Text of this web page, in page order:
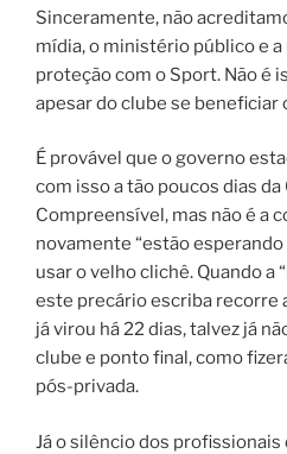
Sinceramente, não
mídia, o ministério público e
proteção com o Sport. Não é
apesar do clube se beneficiar
É provável que o governo
com isso a tão poucos dias da
Compreensível, mas não é a
novamente “estão
usar o velho clichê. Quando a
este precário escriba recorre
já virou há 22 dias, talvez já
clube e ponto final, como
pós-privada.
Já o silêncio dos profissionais